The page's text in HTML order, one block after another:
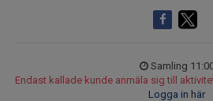
Samling
Endast kallade kunde anmäla sig till
Logga in här